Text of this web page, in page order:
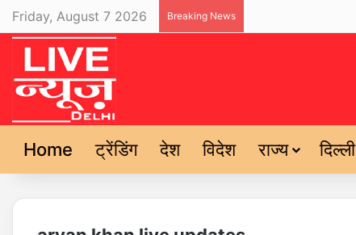
Friday, August 7 2026 Breaking News
Home ट्रेंडिंग देश विदेश राज्य दिल्ली